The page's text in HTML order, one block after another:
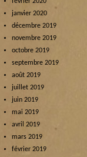
janvier 2020
décembre 2019
novembre 2019
octobre 2019
septembre 2019
août 2019
juillet 2019
juin 2019
mai 2019
avril 2019
mars 2019
février 2019